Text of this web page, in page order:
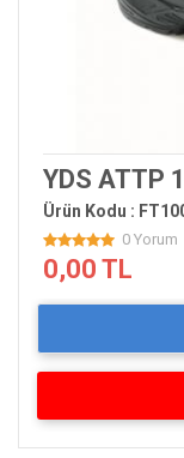
YDS ATTP
Ürün Kodu :
0 Yorum
0,00 TL